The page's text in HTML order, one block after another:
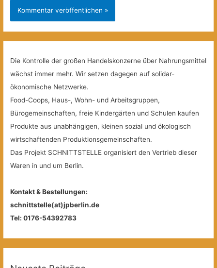
Die Kontrolle der großen Handelskonzerne über Nahrungsmittel
wächst immer mehr. Wir setzen dagegen auf solidar-
ökonomische Netzwerke.
Food-Coops, Haus-, Wohn- und Arbeitsgruppen,
Bürogemeinschaften, freie Kindergärten und Schulen kaufen
Produkte aus unabhängigen, kleinen sozial und ökologisch
wirtschaftenden Produktionsgemeinschaften.
Das Projekt SCHNITTSTELLE organisiert den Vertrieb dieser
Waren in und um Berlin.
Kontakt & Bestellungen:
schnittstelle(at)jpberlin.de
Tel: 0176-54392783